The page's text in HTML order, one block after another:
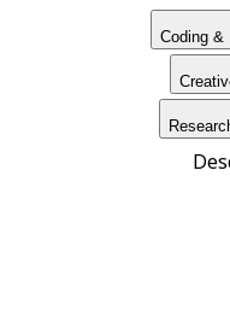
Coding &